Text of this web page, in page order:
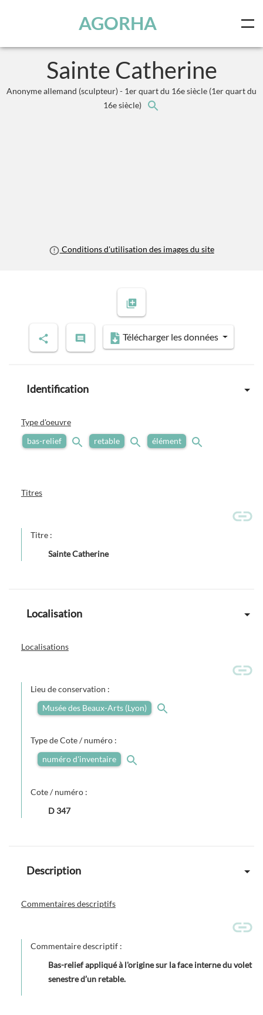
AGORHA
Sainte Catherine
Anonyme allemand (sculpteur) - 1er quart du 16e siècle (1er quart du
16e siècle)
Conditions d'utilisation des images du site
Télécharger les données
Identification
Type d'oeuvre
bas-relief
retable élément
Titres
Titre :
Sainte Catherine
Localisation
Localisations
Lieu de conservation :
Musée des Beaux-Arts (Lyon)
Type de Cote / numéro :
numéro d'inventaire
Cote / numéro :
D 347
Description
Commentaires descriptifs
Commentaire descriptif :
Bas-relief appliqué à l'origine sur la face interne du volet
senestre d’un retable.